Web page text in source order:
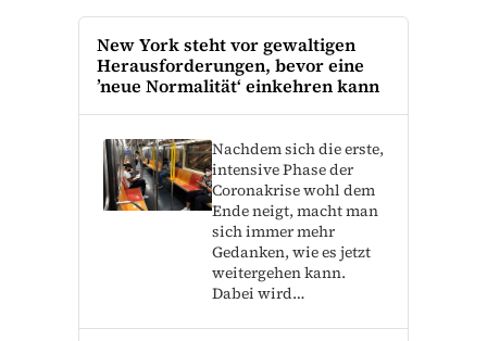
New York steht vor gewaltigen
Herausforderungen, bevor eine
’neue Normalität‘ einkehren kann
Nachdem sich die erste,
intensive Phase der
Coronakrise wohl dem
Ende neigt, macht man
sich immer mehr
Gedanken, wie es jetzt
weitergehen kann.
Dabei wird…